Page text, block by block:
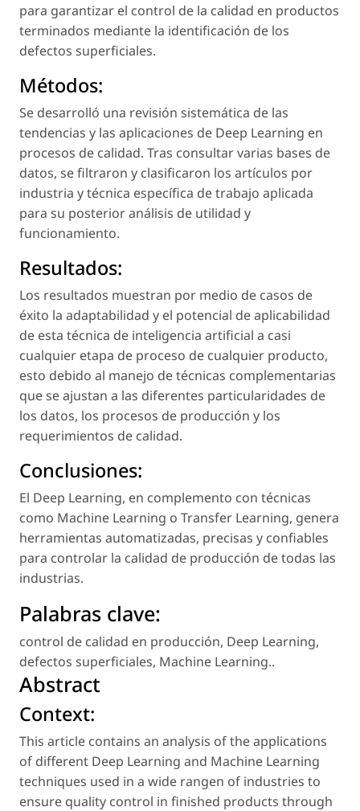
para garantizar el control de la calidad en productos
terminados mediante la identificación de los
defectos superficiales.
Métodos:
Se desarrolló una revisión sistemática de las
tendencias y las aplicaciones de Deep Learning en
procesos de calidad. Tras consultar varias bases de
datos, se filtraron y clasificaron los artículos por
industria y técnica específica de trabajo aplicada
para su posterior análisis de utilidad y
funcionamiento.
Resultados:
Los resultados muestran por medio de casos de
éxito la adaptabilidad y el potencial de aplicabilidad
de esta técnica de inteligencia artificial a casi
cualquier etapa de proceso de cualquier producto,
esto debido al manejo de técnicas complementarias
que se ajustan a las diferentes particularidades de
los datos, los procesos de producción y los
requerimientos de calidad.
Conclusiones:
El Deep Learning, en complemento con técnicas
como Machine Learning o Transfer Learning, genera
herramientas automatizadas, precisas y confiables
para controlar la calidad de producción de todas las
industrias.
Palabras clave:
control de calidad en producción, Deep Learning,
defectos superficiales, Machine Learning..
Abstract
Context:
This article contains an analysis of the applications
of different Deep Learning and Machine Learning
techniques used in a wide rangen of industries to
ensure quality control in finished products through